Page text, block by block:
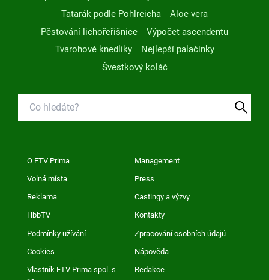
Tatarák podle Pohlreicha
Aloe vera
Pěstování lichořeřišnice
Výpočet ascendentu
Tvarohové knedlíky
Nejlepší palačinky
Švestkový koláč
O FTV Prima Management
Volná místa Press
Reklama Castingy a výzvy
HbbTV Kontakty
Podmínky užívání Zpracování osobních údajů
Cookies Nápověda
Vlastník FTV Prima spol. s
Redakce